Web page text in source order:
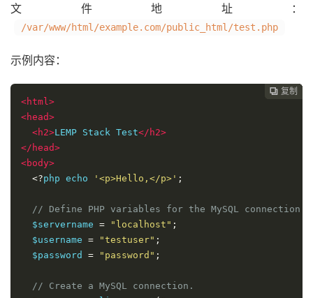
文件地址：
/var/www/html/example.com/public_html/test.php
示例内容：
 复制
 复制
 复制
 复制
 复制
 复制
<html >
<head>
<h2>LEMP Stack Test</ h2>
</ head>
<body>
<?php echo '<p>Hello,</p>' ;
// Define PHP variables for the MySQL connection.
  $servername
= "localhost" ;
  $username
= "testuser" ;
  $password
= "password" ;
// Create a MySQL connection.